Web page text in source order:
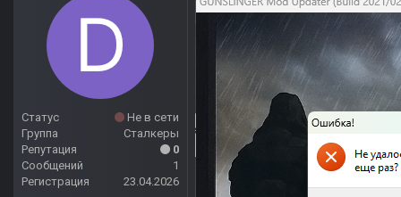
Статус
Не в сети
Группа
Сталкеры
Репутация
0
Сообщений
1
Регистрация
23.04.2026